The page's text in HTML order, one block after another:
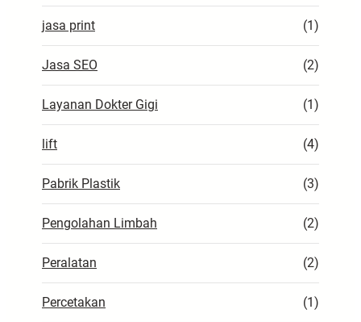
jasa print (1)
Jasa SEO (2)
Layanan Dokter Gigi (1)
lift (4)
Pabrik Plastik (3)
Pengolahan Limbah (2)
Peralatan (2)
Percetakan (1)